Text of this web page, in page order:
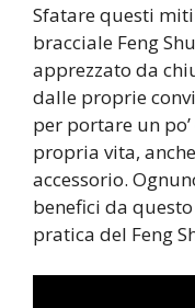
Sfatare questi
bracciale Feng
apprezzato da
dalle proprie
per portare un
propria vita,
accessorio.
benefici da
pratica del Feng